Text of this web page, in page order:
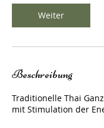
Weiter
Beschreibung
Traditionelle Thai
mit Stimulation der